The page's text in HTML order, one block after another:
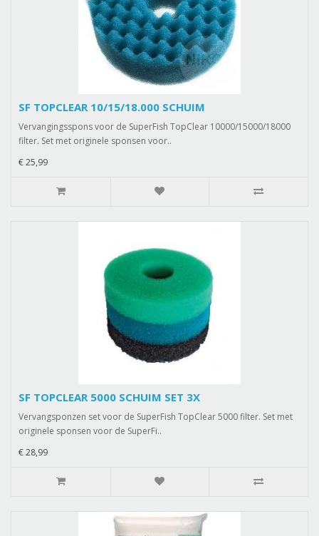
SF TOPCLEAR 10/15/18.000 SCHUIM
Vervangingsspons voor de SuperFish TopClear 10000/15000/18000
filter. Set met originele sponsen voor..
€ 25,99
SF TOPCLEAR 5000 SCHUIM SET 3X
Vervangsponzen set voor de SuperFish TopClear 5000 filter. Set met
originele sponsen voor de SuperFi..
€ 28,99